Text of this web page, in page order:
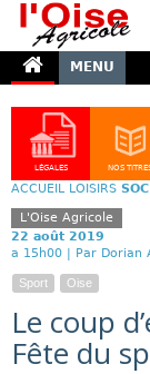
MENU
LÉGALES NOS
ACCUEIL LOISIRS
L'Oise Agricole
22 août 2019
a 15h00 | Par Dorian
Sport Oise
Le coup
Fête du